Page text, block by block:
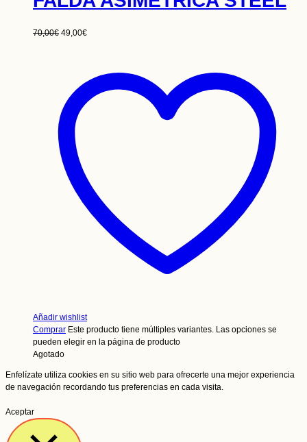
70,00€ 49,00€
Añadir wishlist
Comprar Este producto tiene múltiples variantes. Las opciones se
pueden elegir en la página de producto
Agotado
Enfelízate utiliza cookies en su sitio web para ofrecerte una mejor experiencia
de navegación recordando tus preferencias en cada visita.
Aceptar